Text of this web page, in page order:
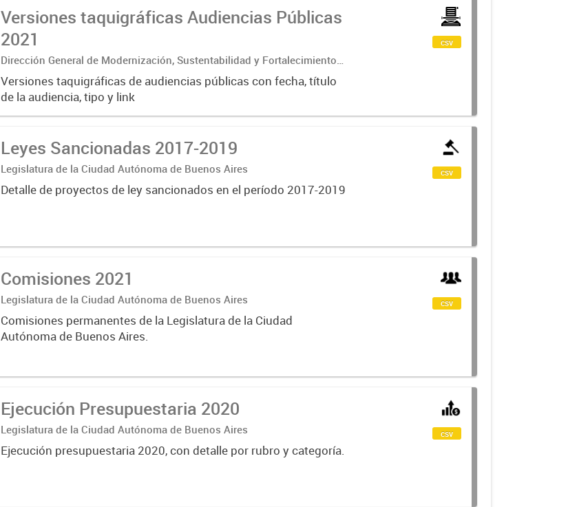
Versiones taquigráficas Audiencias Públicas
2021
Dirección General de Modernización, Sustentabilidad y Fortalecimiento
Institucional
Versiones taquigráficas de audiencias públicas con fecha, título
de la audiencia, tipo y link
csv
Leyes Sancionadas 2017-2019
Legislatura de la Ciudad Autónoma de Buenos Aires
Detalle de proyectos de ley sancionados en el período 2017-2019
csv
Comisiones 2021
Legislatura de la Ciudad Autónoma de Buenos Aires
Comisiones permanentes de la Legislatura de la Ciudad
Autónoma de Buenos Aires.
csv
Ejecución Presupuestaria 2020
Legislatura de la Ciudad Autónoma de Buenos Aires
Ejecución presupuestaria 2020, con detalle por rubro y categoría.
csv